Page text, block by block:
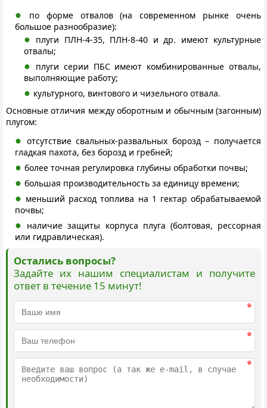
по форме отвалов (на современном рынке очень
большое разнообразие):
плуги ПЛН-4-35, ПЛН-8-40 и др. имеют культурные
отвалы;
плуги серии ПБС имеют комбинированные отвалы,
выполняющие работу;
культурного, винтового и чизельного отвала.
Основные отличия между оборотным и обычным (загонным)
плугом:
отсутствие свальных-развальных борозд – получается
гладкая пахота, без борозд и гребней;
более точная регулировка глубины обработки почвы;
большая производительность за единицу времени;
меньший расход топлива на 1 гектар обрабатываемой
почвы;
наличие защиты корпуса плуга (болтовая, рессорная
или гидравлическая).
Остались вопросы?
Задайте их нашим специалистам и получите
ответ в течение 15 минут!
*
*
*